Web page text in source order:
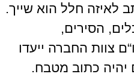
לאיזה חלל הוא שייך.
, הסירים,
“ם צוות החברה ייעדו
יהיה כתוב מטבח.